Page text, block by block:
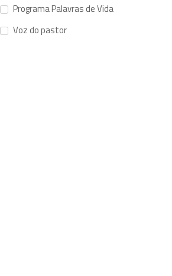
Programa Palavras de Vida
Voz do pastor